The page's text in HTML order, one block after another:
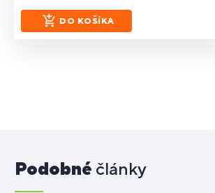
DO KOŠÍKA
Podobné články